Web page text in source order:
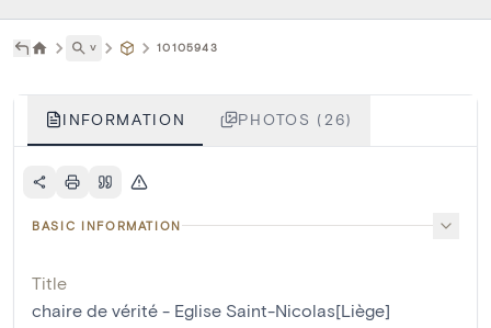
˅ 10105943
INFORMATION PHOTOS (26)
BASIC INFORMATION
Title
chaire de vérité - Eglise Saint-Nicolas[Liège]